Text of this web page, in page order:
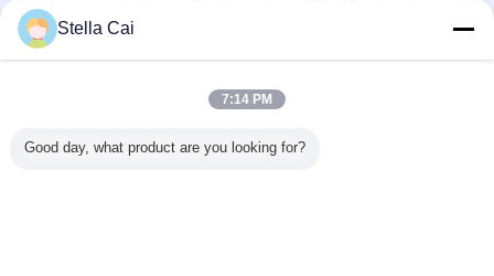
Stella Cai
7:14 PM
Good day, what product are you looking for?